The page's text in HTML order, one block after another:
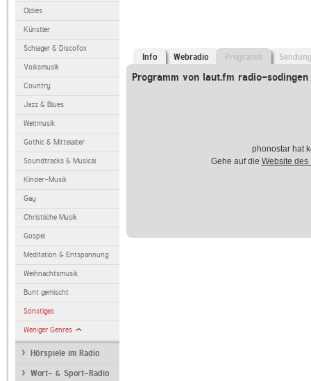
Oldies
Künstler
Schlager & Discofox
Volksmusik
Country
Jazz & Blues
Weltmusik
Gothic & Mittelalter
Soundtracks & Musical
Kinder-Musik
Gay
Christliche Musik
Gospel
Meditation & Entspannung
Weihnachtsmusik
Bunt gemischt
Sonstiges
Weniger Genres
Hörspiele im Radio
Wort- & Sport-Radio
Info Webradio Programm
Programm von laut.fm radio-sodingen
phonostar hat
Gehe auf die Website des